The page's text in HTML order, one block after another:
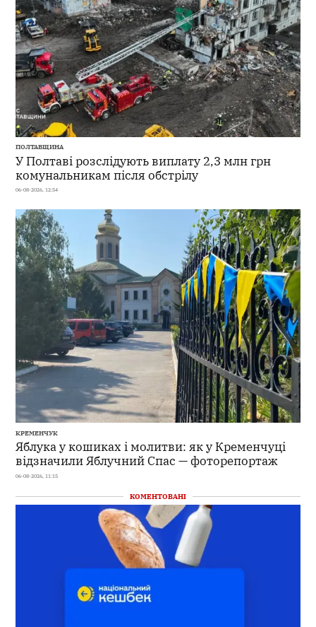
ПОЛТАВЩИНА
У Полтаві розслідують виплату 2,3 млн грн
комунальникам після обстрілу
06-08-2026, 12:54
КРЕМЕНЧУК
Яблука у кошиках і молитви: як у Кременчуці
відзначили Яблучний Спас — фоторепортаж
06-08-2026, 11:15
КОМЕНТОВАНІ